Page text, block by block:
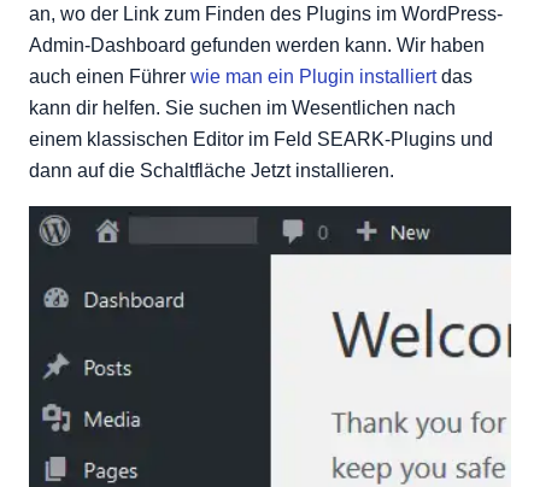
an, wo der Link zum Finden des Plugins im WordPress-
Admin-Dashboard gefunden werden kann. Wir haben
auch einen Führer wie man ein Plugin installiertdas
kann dir helfen. Sie suchen im Wesentlichen nach
einem klassischen Editor im Feld SEARK-Plugins und
dann auf die Schaltfläche Jetzt installieren.